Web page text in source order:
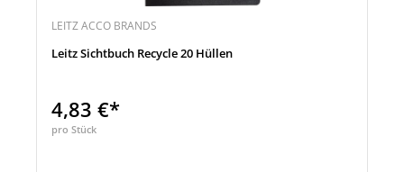
LEITZ ACCO BRANDS
Leitz Sichtbuch Recycle 20 Hüllen
4,83 €*
pro Stück